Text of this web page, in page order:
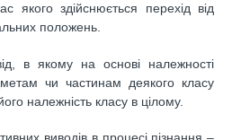
якого здійснюється перехід від
положень.
в якому на основі належності
чи частинам деякого класу
належність класу в цілому.